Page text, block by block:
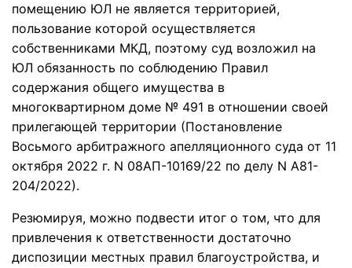
помещению ЮЛ не является территорией,
пользование которой осуществляется
собственниками МКД, поэтому суд возложил на
ЮЛ обязанность по соблюдению Правил
содержания общего имущества в
многоквартирном доме № 491 в отношении своей
прилегающей территории (Постановление
Восьмого арбитражного апелляционного суда от 11
октября 2022 г. N 08АП-10169/22 по делу N А81-
204/2022).
Резюмируя, можно подвести итог о том, что для
привлечения к ответственности достаточно
диспозиции местных правил благоустройства, и